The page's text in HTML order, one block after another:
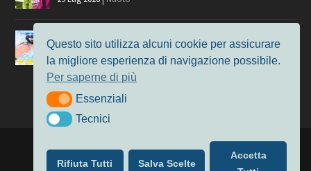
Giochi del Mediterraneo, i convocati del nuoto per
Taranto 2026
9 Lug 2026
Nuoto
| Alimentato da
Nuoto
MasterS Podcast Il Nuoto in Cifre
Questo sito utilizza alcuni cookie per assicurare
la migliore esperienza di navigazione possibile.
Per saperne di più
EssenzialiEssenziali
TecniciTecnici
Rifiuta Tutti Salva Scelte
Accetta